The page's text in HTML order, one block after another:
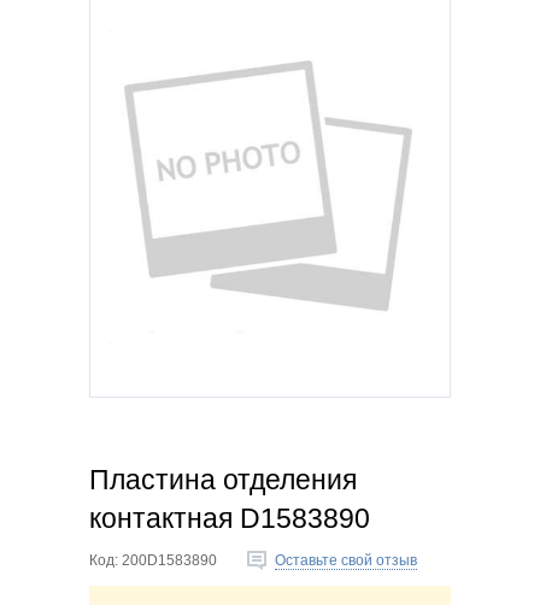
Пластина отделения
контактная D1583890
Код: 200D1583890 Оставьте свой отзыв